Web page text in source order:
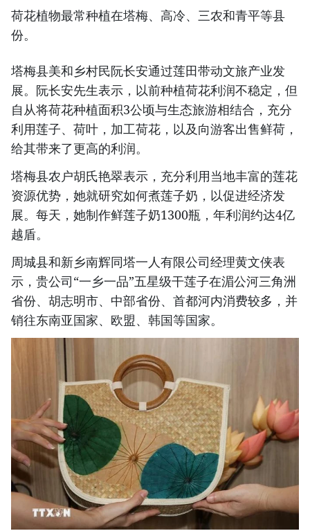
荷花植物最常种植在塔梅、高冷、三农和青平等县
份。
塔梅县美和乡村民阮长安通过莲田带动文旅产业发
展。阮长安先生表示，以前种植荷花利润不稳定，但
自从将荷花种植面积3公顷与生态旅游相结合，充分
利用莲子、荷叶，加工荷花，以及向游客出售鲜荷，
给其带来了更高的利润。
塔梅县农户胡氏艳翠表示，充分利用当地丰富的莲花
资源优势，她就研究如何煮莲子奶，以促进经济发
展。每天，她制作鲜莲子奶1300瓶，年利润约达4亿
越盾。
周城县和新乡南辉同塔一人有限公司经理黄文侠表
示，贵公司“一乡一品”五星级干莲子在湄公河三角洲
省份、胡志明市、中部省份、首都河内消费较多，并
销往东南亚国家、欧盟、韩国等国家。